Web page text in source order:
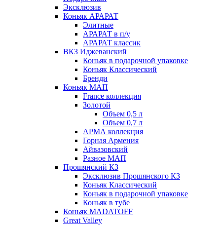
Эксклюзив
Коньяк АРАРАТ
Элитные
АРАРАТ в п/у
АРАРАТ классик
ВКЗ Иджеванский
Коньяк в подарочной упаковке
Коньяк Классический
Бренди
Коньяк МАП
France коллекция
Золотой
Объем 0,5 л
Объем 0,7 л
АРМА коллекция
Горная Армения
Айвазовский
Разное МАП
Прошянский КЗ
Эксклюзив Прошянского КЗ
Коньяк Классический
Коньяк в подарочной упаковке
Коньяк в тубе
Коньяк MADATOFF
Great Valley